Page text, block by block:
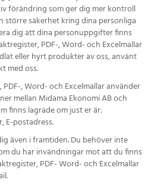
förändring som ger dig mer kontroll
större säkerhet kring dina personliga
dig att dina personuppgifter finns
PDF-, Word- och Excelmallar
eller hyrt produkter av oss, använt
med oss.
, Word- och Excelmallar använder
mellan Midama Ekonomi AB och
finns lagrade om just er är:
E-postadress.
även i framtiden. Du behöver inte
du har invändningar mot att du finns
PDF- Word- och Excelmallar